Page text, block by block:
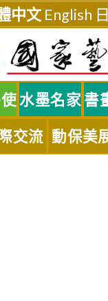
中文 English
水墨名家 書
交流 動保美